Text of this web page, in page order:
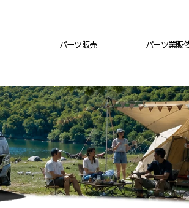
パーツ販売 パーツ業販